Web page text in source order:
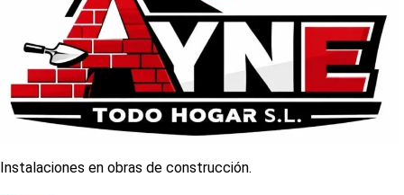
Instalaciones en obras de construcción.